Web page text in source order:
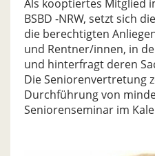
Als kooptiertes Mitglied
BSBD -NRW, setzt sich
die berechtigten
und Rentner/innen, in
und hinterfragt deren
Die Seniorenvertretung
Durchführung von
Seniorenseminar im